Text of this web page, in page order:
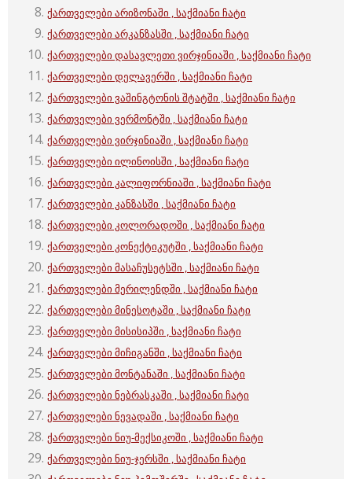
ქართველები არიზონაში , საქმიანი ჩატი
ქართველები არკანზასში , საქმიანი ჩატი
ქართველები დასავლეთი ვირჯინიაში , საქმიანი ჩატი
ქართველები დელავერში , საქმიანი ჩატი
ქართველები ვაშინგტონის შტატში , საქმიანი ჩატი
ქართველები ვერმონტში , საქმიანი ჩატი
ქართველები ვირჯინიაში , საქმიანი ჩატი
ქართველები ილინოისში , საქმიანი ჩატი
ქართველები კალიფორნიაში , საქმიანი ჩატი
ქართველები კანზასში , საქმიანი ჩატი
ქართველები კოლორადოში , საქმიანი ჩატი
ქართველები კონექტიკუტში , საქმიანი ჩატი
ქართველები მასაჩუსეტსში , საქმიანი ჩატი
ქართველები მერილენდში , საქმიანი ჩატი
ქართველები მინესოტაში , საქმიანი ჩატი
ქართველები მისისიპში , საქმიანი ჩატი
ქართველები მიჩიგანში , საქმიანი ჩატი
ქართველები მონტანაში , საქმიანი ჩატი
ქართველები ნებრასკაში , საქმიანი ჩატი
ქართველები ნევადაში , საქმიანი ჩატი
ქართველები ნიუ-მექსიკოში , საქმიანი ჩატი
ქართველები ნიუ-ჯერსში , საქმიანი ჩატი